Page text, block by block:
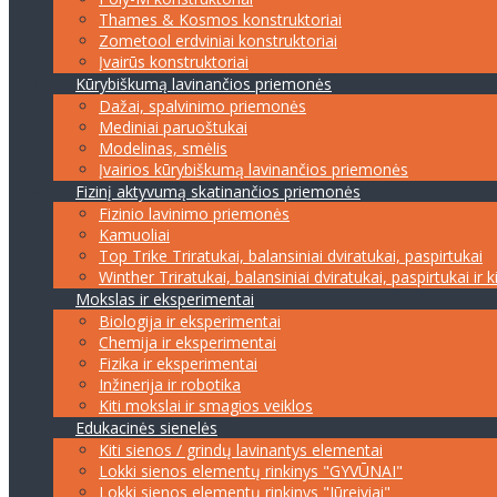
Thames & Kosmos konstruktoriai
Zometool erdviniai konstruktoriai
Įvairūs konstruktoriai
Kūrybiškumą lavinančios priemonės
Dažai, spalvinimo priemonės
Mediniai paruoštukai
Modelinas, smėlis
Įvairios kūrybiškumą lavinančios priemonės
Fizinį aktyvumą skatinančios priemonės
Fizinio lavinimo priemonės
Kamuoliai
Top Trike Triratukai, balansiniai dviratukai, paspirtukai
Winther Triratukai, balansiniai dviratukai, paspirtukai ir
Mokslas ir eksperimentai
Biologija ir eksperimentai
Chemija ir eksperimentai
Fizika ir eksperimentai
Inžinerija ir robotika
Kiti mokslai ir smagios veiklos
Edukacinės sienelės
Kiti sienos / grindų lavinantys elementai
Lokki sienos elementų rinkinys "GYVŪNAI"
Lokki sienos elementų rinkinys "Jūreiviai"